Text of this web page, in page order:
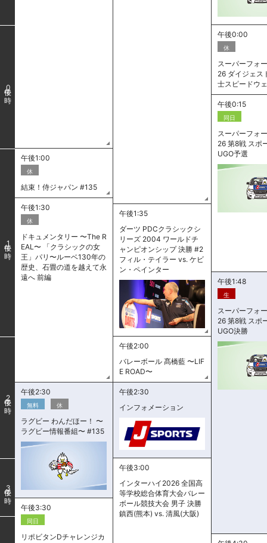
0
午後0:00
休
スーパーフォ
26 ダイジェス
士スピードウ
午後0:15
同日
スーパーフォ
26 第8戦 スポ
UGO予選
1
午後1:00
休
結束！侍ジャパン #135
午後1:30
休
ドキュメンタリー 〜The R
EAL〜 「クラシックの女
王」パリ〜ルーベ130年の
歴史、石畳の道を越えて永
遠へ 前編
午後1:35
ダーツ PDCクラシックシ
リーズ 2004 ワールドチ
ャンピオンシップ 決勝 #2
フィル・テイラー vs. ケビ
ン・ペインター
午後1:48
生
スーパーフォ
26 第8戦 スポ
UGO決勝
2
午後2:00
バレーボール 髙橋藍 〜LIF
E ROAD〜
午後2:30
無料 休
ラグビー わんだほー！ 〜
ラグビー情報番組〜 #135
午後2:30
インフォメーション
3
午後3:00
インターハイ2026 全国高
等学校総合体育大会バレー
ボール競技大会 男子 決勝
鎮西(熊本) vs. 清風(大阪)
午後3:30
同日
リポビタンDチャレンジカ